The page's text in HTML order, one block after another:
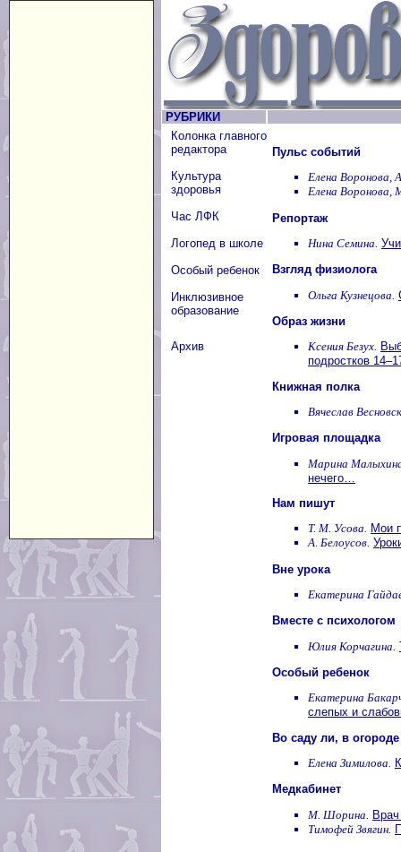
РУБРИКИ
Колонка главного
редактора
Культура
здоровья
Час ЛФК
Логопед в школе
Особый ребенок
Инклюзивное
образование
Архив
Пульс событий
Елена Воронова,
Елена Воронова,
Репортаж
Нина Семина.
Взгляд физиолога
Ольга Кузнецова.
Образ жизни
Ксения Безух.
подростков
Книжная полка
Вячеслав
Игровая площадка
Марина
нечего…
Нам пишут
Т. М. Усова. Мои
А. Белоусов.
Вне урока
Екатерина
Вместе с психологом
Юлия Корчагина.
Особый ребенок
Екатерина
слепых и
Во саду ли, в огороде
Елена Зимилова.
Медкабинет
М. Шорина.
Тимофей Звягин.